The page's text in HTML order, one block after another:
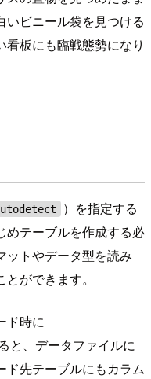
ビニール袋を見つける
板にも臨戦態勢になり
）を指定する
めテーブルを作成する必
ットやデータ型を読み
ができます。
ド時に
と、データファイルに
ド先テーブルにもカラム